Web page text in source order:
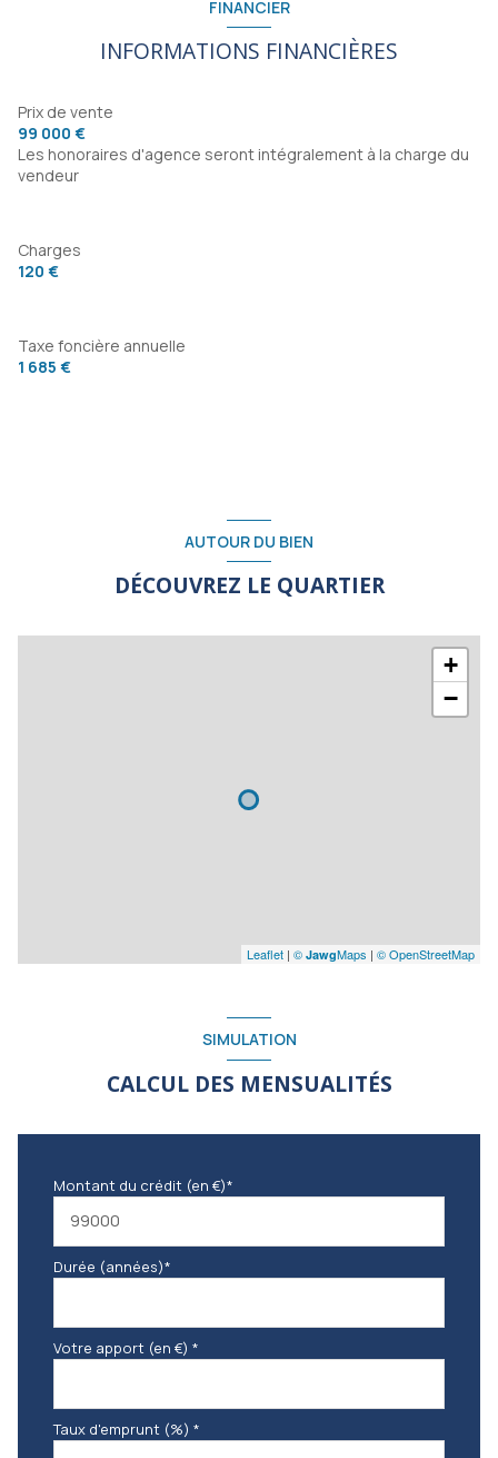
FINANCIER
INFORMATIONS FINANCIÈRES
Prix de vente
99 000 €
Les honoraires d'agence seront intégralement à la charge du
vendeur
Charges
120 €
Taxe foncière annuelle
1 685 €
AUTOUR DU BIEN
DÉCOUVREZ LE QUARTIER
+
−
Leaflet | © JawgMaps | © OpenStreetMap
SIMULATION
CALCUL DES MENSUALITÉS
Montant du crédit (en €)*
Durée (années)*
Votre apport (en €) *
Taux d'emprunt (%) *